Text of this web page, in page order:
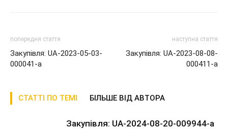
попередня стаття
Закупівля: UA-2023-05-03-
000041-a
наступна стаття
Закупівля: UA-2023-08-08-
000411-a
СТАТТІ ПО ТЕМІ БІЛЬШЕ ВІД АВТОРА
Закупівля: UA-2024-08-20-009944-a